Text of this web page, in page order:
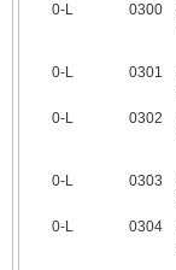
0‑L 0300
0‑L 0301
0‑L
0302
0‑L 0303
0‑L
0304